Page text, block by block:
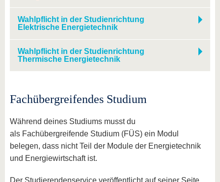
Wahlpflicht in der Studienrichtung
Elektrische Energietechnik
Wahlpflicht in der Studienrichtung
Thermische Energietechnik
Fachübergreifendes Studium
Während deines Studiums musst du
als Fachübergreifende Studium (FÜS) ein Modul
belegen, dass nicht Teil der Module der Energietechnik
und Energiewirtschaft ist.
Der Studierendenservice veröffentlicht auf seiner Seite